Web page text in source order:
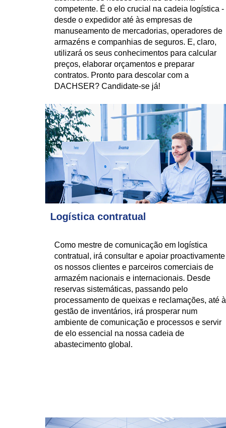
competente. É o elo crucial na cadeia logística -
desde o expedidor até às empresas de
manuseamento de mercadorias, operadores de
armazéns e companhias de seguros. E, claro,
utilizará os seus conhecimentos para calcular
preços, elaborar orçamentos e preparar
contratos. Pronto para descolar com a
DACHSER? Candidate-se já!
Logística contratual
Como mestre de comunicação em logística
contratual, irá consultar e apoiar proactivamente
os nossos clientes e parceiros comerciais de
armazém nacionais e internacionais. Desde
reservas sistemáticas, passando pelo
processamento de queixas e reclamações, até à
gestão de inventários, irá prosperar num
ambiente de comunicação e processos e servir
de elo essencial na nossa cadeia de
abastecimento global.